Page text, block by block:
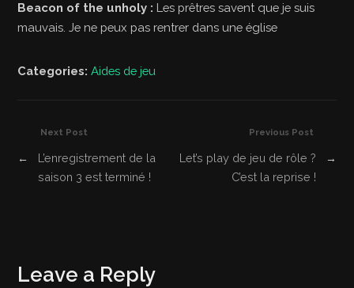
Beacon of the unholy : Les prêtres savent que je suis
mauvais. Je ne peux pas rentrer dans une église
Categories:Aides de jeu
Previous Post
Let’s play de jeu de rôle ?
C’est la reprise !
→
Next Post
←
L’enregistrement de la
saison 3 est terminé !
Leave a Reply